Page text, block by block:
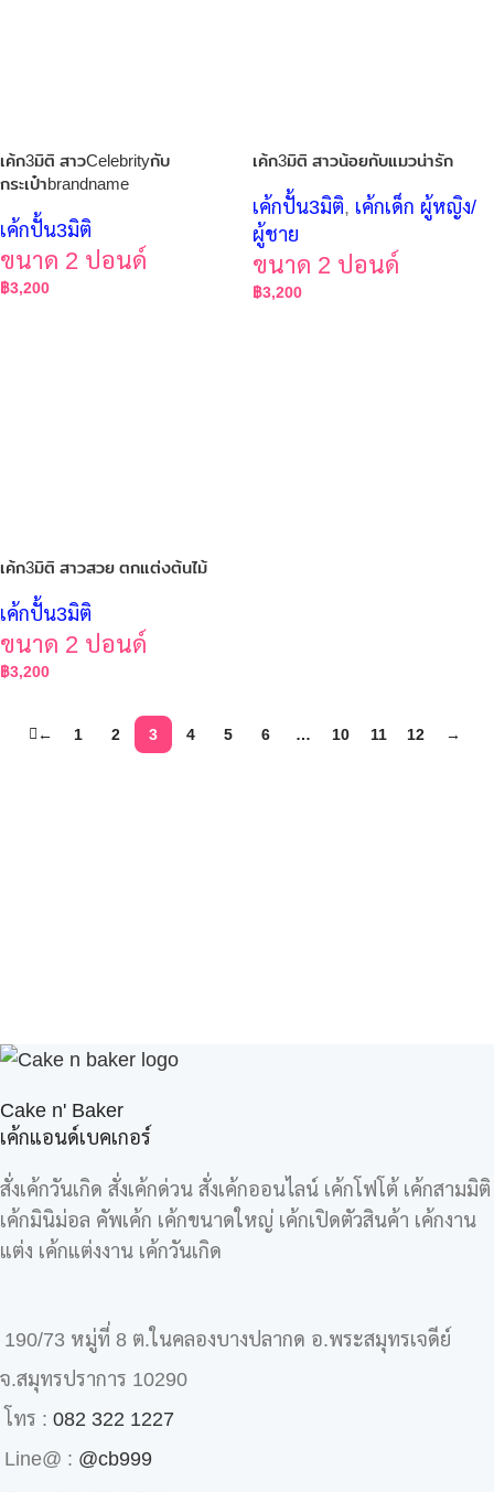
เค้ก3มิติ สาวCelebrityกับ
กระเป๋าbrandname
เค้กปั้น3มิติ
ขนาด 2 ปอนด์
฿3,200
เค้ก3มิติ สาวน้อยกับแมวน่ารัก
เค้กปั้น3มิติ, เค้กเด็ก ผู้หญิง/
ผู้ชาย
ขนาด 2 ปอนด์
฿3,200
เค้ก3มิติ สาวสวย ตกแต่งต้นไม้
เค้กปั้น3มิติ
ขนาด 2 ปอนด์
฿3,200
← 1 2 3 4 5 6 … 10 11 12 →
Cake n' Baker
เค้กแอนด์เบคเกอร์
สั่งเค้กวันเกิด สั่งเค้กด่วน สั่งเค้กออนไลน์ เค้กโฟโต้ เค้กสามมิติ
เค้กมินิม่อล คัพเค้ก เค้กขนาดใหญ่ เค้กเปิดตัวสินค้า เค้กงาน
แต่ง เค้กแต่งงาน เค้กวันเกิด
190/73 หมู่ที่ 8 ต.ในคลองบางปลากด อ.พระสมุทรเจดีย์
จ.สมุทรปราการ 10290
โทร : 082 322 1227
Line@ : @cb999